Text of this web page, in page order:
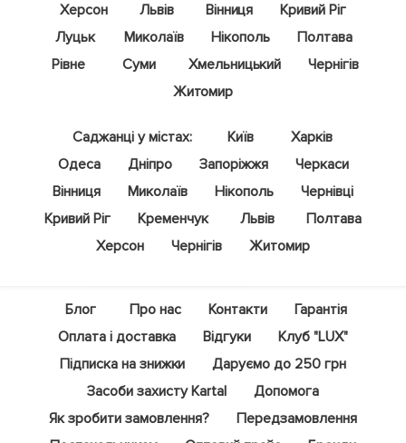
Херсон
Львів Вінниця
Кривий Ріг
Луцьк
Миколаїв Нікополь
Полтава
Рівне
Суми Хмельницький
Чернігів
Житомир
Саджанці у містах: Київ
Харків
Одеса
Дніпро Запоріжжя
Черкаси
Вінниця
Миколаїв Нікополь
Чернівці
Кривий Ріг
Кременчук Львів
Полтава
Херсон
Чернігів Житомир
Блог Про нас Контакти
Гарантія
Оплата і доставка
Відгуки
Клуб "LUX"
Підписка на знижки
Даруємо до 250 грн
Засоби захисту Kartal
Допомога
Як зробити замовлення?
Передзамовлення